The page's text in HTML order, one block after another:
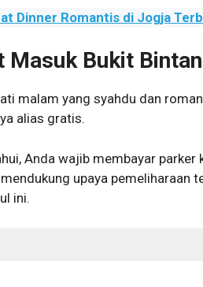
Dinner Romantis di Jogja
Masuk Bukit
malam yang syahdu dan
alias gratis.
Anda wajib membayar parker
upaya pemeliharaan
ini.